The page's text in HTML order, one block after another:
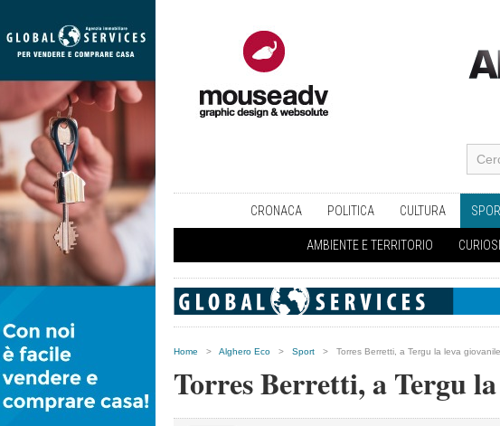
CRONACA POLITICA CULTURA
AMBIENTE E TERRITORIO
Home > Alghero Eco > Sport > Torres Berretti, a Tergu la leva giovanile
Torres Berretti, a Tergu